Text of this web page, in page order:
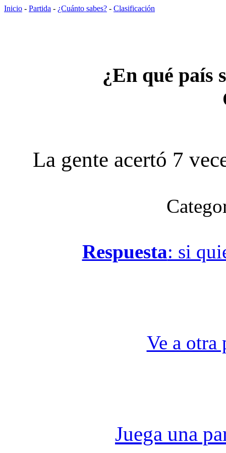
Inicio - Partida - ¿Cuánto sabes? - Clasificación
¿En qué país
La gente acertó 7
Respuesta: si
Ve a otra
Juega una